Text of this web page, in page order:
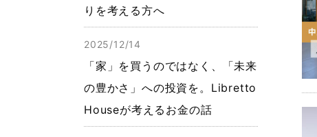
りを考える方へ
2025/12/14
「家」を買うのではなく、「未来
の豊かさ」への投資を。Libretto
Houseが考えるお金の話